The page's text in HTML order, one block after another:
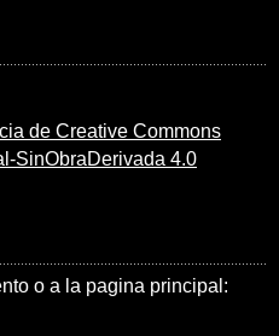
de Creative Commons
SinObraDerivada 4.0
o a la pagina principal: